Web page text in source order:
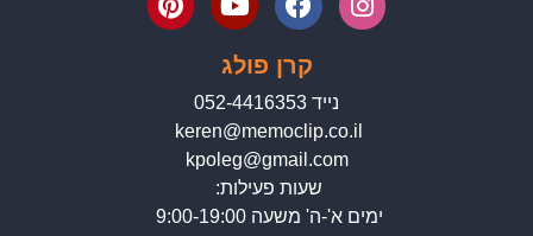
קרן פולג
נייד 052-4416353
keren@memoclip.co.il
kpoleg@gmail.com
שעות פעילות:
ימים א'-ה' משעה 9:00-19:00